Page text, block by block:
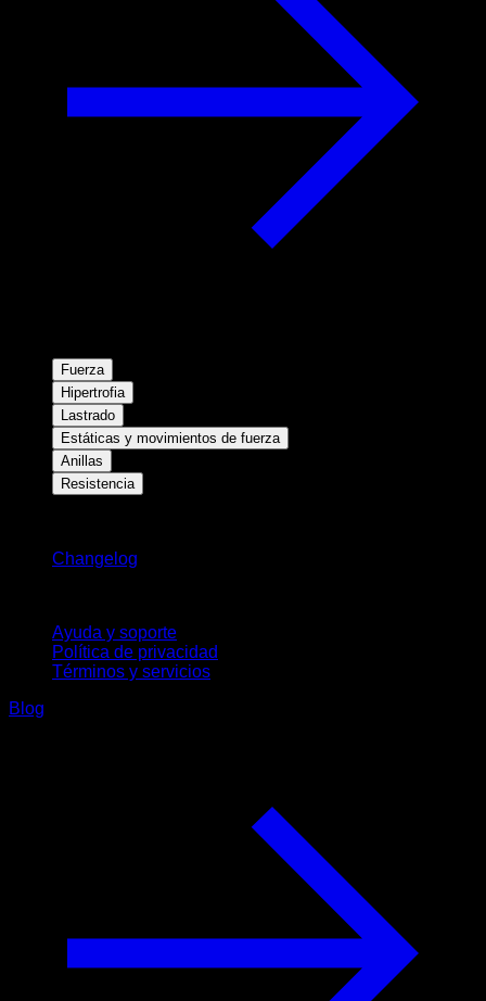
Fuerza
Hipertrofia
Lastrado
Estáticas y movimientos de fuerza
Anillas
Resistencia
Changelog
Ayuda y soporte
Política de privacidad
Términos y servicios
Blog